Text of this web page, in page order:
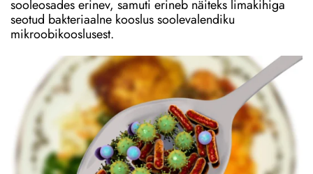
sooleosades erinev, samuti erineb näiteks limakihiga
seotud bakteriaalne kooslus soolevalendiku
mikroobikooslusest.